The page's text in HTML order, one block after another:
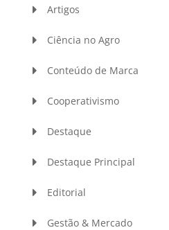
Artigos
Ciência no Agro
Conteúdo de Marca
Cooperativismo
Destaque
Destaque Principal
Editorial
Gestão & Mercado